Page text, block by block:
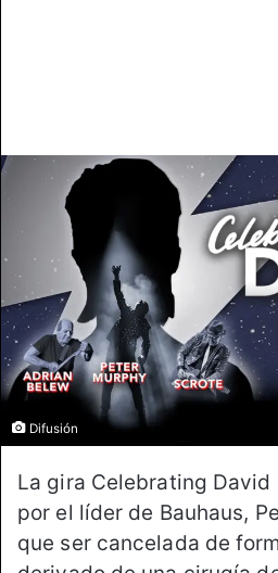
Difusión
La gira Celebrating David
por el líder de Bauhaus,
que ser cancelada de